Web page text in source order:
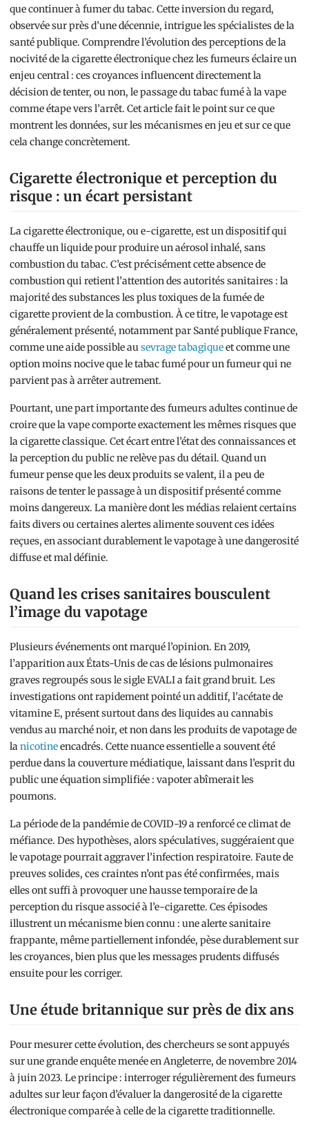
que continuer à fumer du tabac. Cette inversion du regard,
observée sur près d’une décennie, intrigue les spécialistes de la
santé publique. Comprendre l’évolution des perceptions de la
nocivité de la cigarette électronique chez les fumeurs éclaire un
enjeu central : ces croyances influencent directement la
décision de tenter, ou non, le passage du tabac fumé à la vape
comme étape vers l’arrêt. Cet article fait le point sur ce que
montrent les données, sur les mécanismes en jeu et sur ce que
cela change concrètement.
Cigarette électronique et perception du
risque : un écart persistant
La cigarette électronique, ou e-cigarette, est un dispositif qui
chauffe un liquide pour produire un aérosol inhalé, sans
combustion du tabac. C’est précisément cette absence de
combustion qui retient l’attention des autorités sanitaires : la
majorité des substances les plus toxiques de la fumée de
cigarette provient de la combustion. À ce titre, le vapotage est
généralement présenté, notamment par Santé publique France,
comme une aide possible ausevrage tabagiqueet comme une
option moins nocive que le tabac fumé pour un fumeur qui ne
parvient pas à arrêter autrement.
Pourtant, une part importante des fumeurs adultes continue de
croire que la vape comporte exactement les mêmes risques que
la cigarette classique. Cet écart entre l’état des connaissances et
la perception du public ne relève pas du détail. Quand un
fumeur pense que les deux produits se valent, il a peu de
raisons de tenter le passage à un dispositif présenté comme
moins dangereux. La manière dont les médias relaient certains
faits divers ou certaines alertes alimente souvent ces idées
reçues, en associant durablement le vapotage à une dangerosité
diffuse et mal définie.
Quand les crises sanitaires bousculent
l’image du vapotage
Plusieurs événements ont marqué l’opinion. En 2019,
l’apparition aux États-Unis de cas de lésions pulmonaires
graves regroupés sous le sigle EVALI a fait grand bruit. Les
investigations ont rapidement pointé un additif, l’acétate de
vitamine E, présent surtout dans des liquides au cannabis
vendus au marché noir, et non dans les produits de vapotage de
lanicotineencadrés. Cette nuance essentielle a souvent été
perdue dans la couverture médiatique, laissant dans l’esprit du
public une équation simplifiée : vapoter abîmerait les
poumons.
La période de la pandémie de COVID-19 a renforcé ce climat de
méfiance. Des hypothèses, alors spéculatives, suggéraient que
le vapotage pourrait aggraver l’infection respiratoire. Faute de
preuves solides, ces craintes n’ont pas été confirmées, mais
elles ont suffi à provoquer une hausse temporaire de la
perception du risque associé à l’e-cigarette. Ces épisodes
illustrent un mécanisme bien connu : une alerte sanitaire
frappante, même partiellement infondée, pèse durablement sur
les croyances, bien plus que les messages prudents diffusés
ensuite pour les corriger.
Une étude britannique sur près de dix ans
Pour mesurer cette évolution, des chercheurs se sont appuyés
sur une grande enquête menée en Angleterre, de novembre 2014
à juin 2023. Le principe : interroger régulièrement des fumeurs
adultes sur leur façon d’évaluer la dangerosité de la cigarette
électronique comparée à celle de la cigarette traditionnelle.